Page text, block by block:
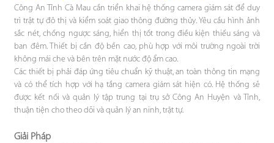
Công An Tỉnh Cà Mau cần triển khai hệ thống camera giám sát để duy
trì trật tự đô thị và kiểm soát giao thông đường thủy. Yêu cầu hình ảnh
sắc nét, chống ngược sáng, hiển thị tốt trong điều kiện thiếu sáng và
ban đêm. Thiết bị cần độ bền cao, phù hợp với môi trường ngoài trời
không mái che và bên trên mặt nước độ ẩm cao.
Các thiết bị phải đáp ứng tiêu chuẩn kỹ thuật, an toàn thông tin mạng
và có thể tích hợp với hạ tầng camera giám sát hiện có. Hệ thống sẽ
được kết nối và quản lý tập trung tại trụ sở Công An Huyện và Tỉnh,
thuận tiện cho theo dõi và quản lý an ninh, trật tự.
Giải Pháp